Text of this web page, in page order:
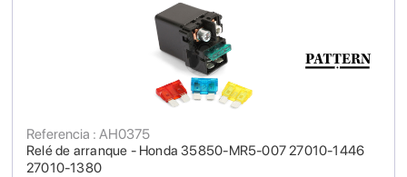
Relé de arranque - Honda 35850-MR5-007 27010-1446
27010-1380
Referencia : AH0375